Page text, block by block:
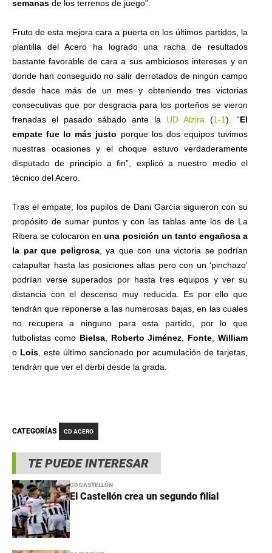
TE PUEDE INTERESAR
CD CASTELLÓN
El Castellón crea un segundo filial
semanas de los terrenos de juego”.
Fruto de esta mejora cara a puerta en los últimos partidos, la
plantilla del Acero ha logrado una racha de resultados
bastante favorable de cara a sus ambiciosos intereses y en
donde han conseguido no salir derrotados de ningún campo
desde hace más de un mes y obteniendo tres victorias
consecutivas que por desgracia para los porteños se vieron
frenadas el pasado sábado ante la UD Alzira (1-1). “El
empate fue lo más justo porque los dos equipos tuvimos
nuestras ocasiones y el choque estuvo verdaderamente
disputado de principio a fin”, explicó a nuestro medio el
técnico del Acero.
Tras el empate, los pupilos de Dani García siguieron con su
propósito de sumar puntos y con las tablas ante los de La
Ribera se colocaron enuna posición un tanto engañosa a
la par que peligrosa, ya que con una victoria se podrían
catapultar hasta las posiciones altas pero con un ‘pinchazo’
podrían verse superados por hasta tres equipos y ver su
distancia con el descenso muy reducida. Es por ello que
tendrán que reponerse a las numerosas bajas, en las cuales
no recupera a ninguno para esta partido, por lo que
futbolistas como Bielsa, Roberto Jiménez Fonte ,William
o Lois , este último sancionado por acumulación de tarjetas,
tendrán que ver el derbi desde la grada.
CATEGORÍAS CD ACERO